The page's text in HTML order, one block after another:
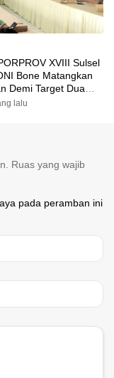
XVIII Sulsel
Bone Matangkan
Demi Target Dua
lalu
Ruas yang wajib
pada peramban ini